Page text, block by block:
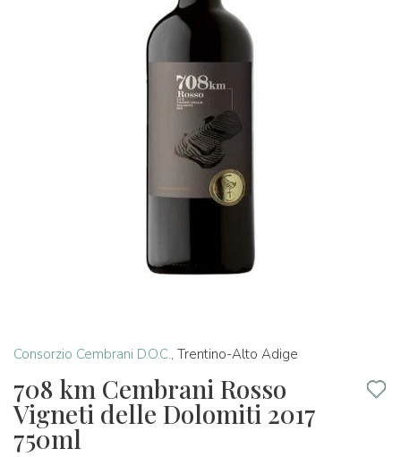
Consorzio Cembrani D.O.C., Trentino-Alto Adige
708 km Cembrani Rosso
Vigneti delle Dolomiti 2017
750ml